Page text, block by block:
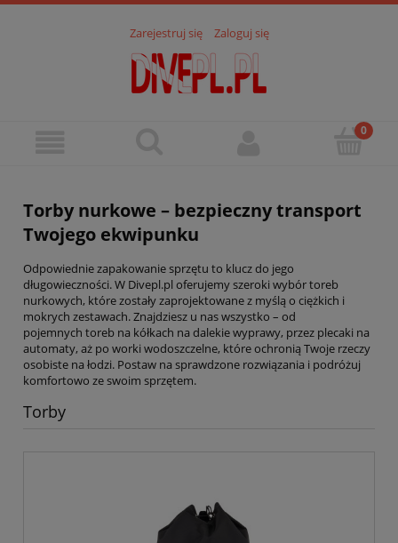
Zarejestruj się Zaloguj się
Torby nurkowe – bezpieczny transport
Twojego ekwipunku
Odpowiednie zapakowanie sprzętu to klucz do jego
długowieczności. W Divepl.pl oferujemy szeroki wybór toreb
nurkowych, które zostały zaprojektowane z myślą o ciężkich i
mokrych zestawach. Znajdziesz u nas wszystko – od
pojemnych toreb na kółkach na dalekie wyprawy, przez plecaki na
automaty, aż po worki wodoszczelne, które ochronią Twoje rzeczy
osobiste na łodzi. Postaw na sprawdzone rozwiązania i podróżuj
komfortowo ze swoim sprzętem.
Torby